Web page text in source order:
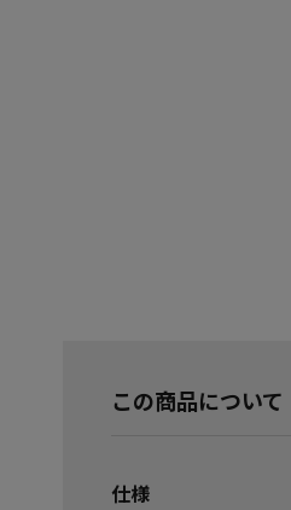
この商品について
仕様